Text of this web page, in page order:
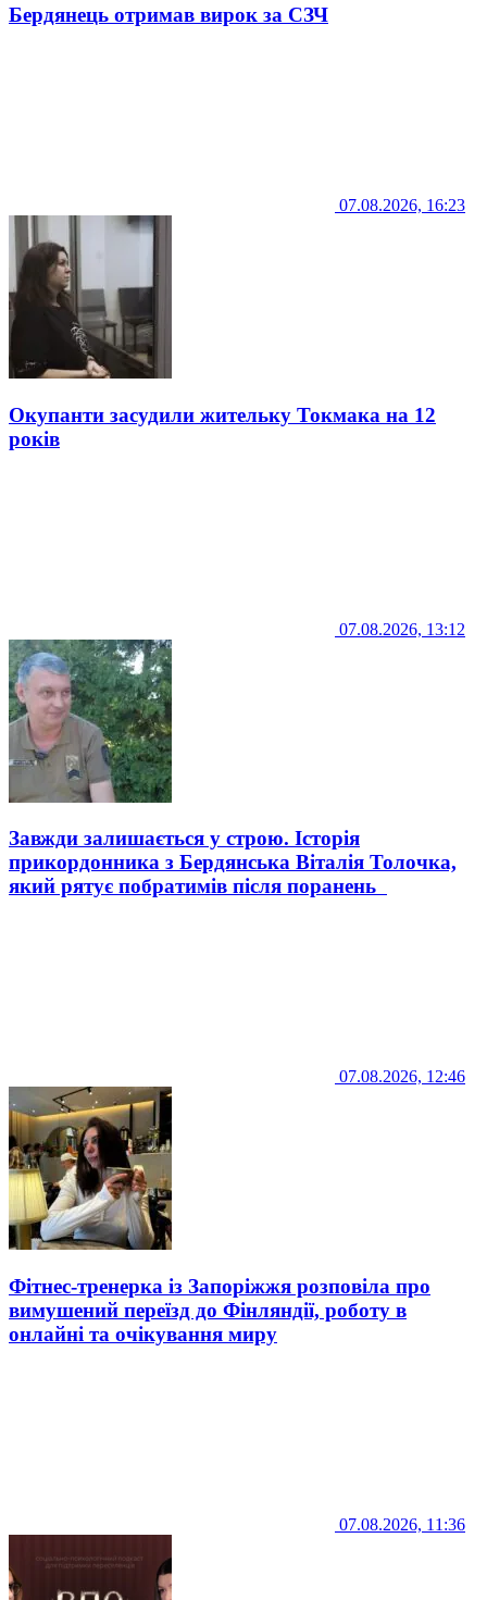
Бердянець отримав вирок за СЗЧ
07.08.2026, 16:23
Окупанти засудили жительку Токмака на 12
років
07.08.2026, 13:12
Завжди залишається у строю. Історія
прикордонника з Бердянська Віталія Толочка,
який рятує побратимів після поранень
07.08.2026, 12:46
Фітнес-тренерка із Запоріжжя розповіла про
вимушений переїзд до Фінляндії, роботу в
онлайні та очікування миру
07.08.2026, 11:36